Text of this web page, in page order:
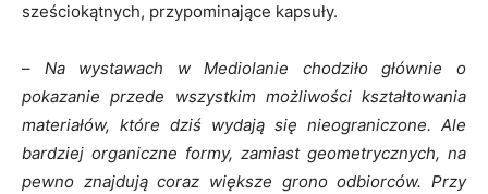
sześciokątnych, przypominające kapsuły.
– Na wystawach w Mediolanie chodziło głównie o
pokazanie przede wszystkim możliwości kształtowania
materiałów, które dziś wydają się nieograniczone. Ale
bardziej organiczne formy, zamiast geometrycznych, na
pewno znajdują coraz większe grono odbiorców. Przy